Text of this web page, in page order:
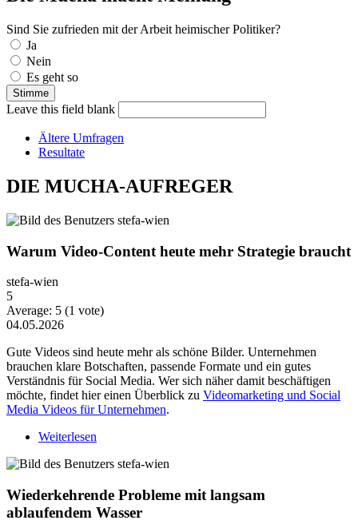
Sind Sie zufrieden mit der Arbeit heimischer Politiker?
Auswahlmöglichkeiten
Ja
Nein
Es geht so
Leave this field blank
Ältere Umfragen
Resultate
DIE MUCHA-AUFREGER
Warum Video-Content heute mehr Strategie braucht
stefa-wien
5
Average: 5 (1 vote)
04.05.2026
Gute Videos sind heute mehr als schöne Bilder. Unternehmen
brauchen klare Botschaften, passende Formate und ein gutes
Verständnis für Social Media. Wer sich näher damit beschäftigen
möchte, findet hier einen Überblick zu Videomarketing und Social
Media Videos für Unternehmen.
Weiterlesen
Wiederkehrende Probleme mit langsam
ablaufendem Wasser